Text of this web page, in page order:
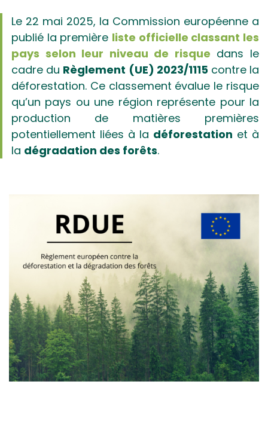
Le 22 mai 2025, la Commission européenne a
publié la première liste officielle classant les
pays selon leur niveau de risque dans le
cadre du Règlement (UE) 2023/1115contre la
déforestation. Ce classement évalue le risque
qu’un pays ou une région représente pour la
production de matières premières
potentiellement liées à la déforestation et à
la dégradation des forêts.